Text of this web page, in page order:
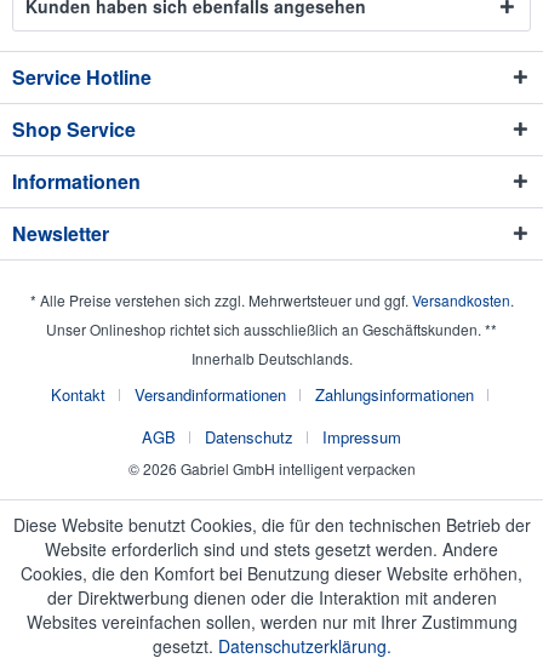
Kunden haben sich ebenfalls angesehen
Service Hotline
Shop Service
Informationen
Newsletter
* Alle Preise verstehen sich zzgl. Mehrwertsteuer und ggf. Versandkosten.
Unser Onlineshop richtet sich ausschließlich an Geschäftskunden. **
Innerhalb Deutschlands.
Kontakt Versandinformationen
Zahlungsinformationen
AGB
Datenschutz Impressum
© 2026 Gabriel GmbH intelligent verpacken
Diese Website benutzt Cookies, die für den technischen Betrieb der
Website erforderlich sind und stets gesetzt werden. Andere
Cookies, die den Komfort bei Benutzung dieser Website erhöhen,
der Direktwerbung dienen oder die Interaktion mit anderen
Websites vereinfachen sollen, werden nur mit Ihrer Zustimmung
gesetzt. Datenschutzerklärung.